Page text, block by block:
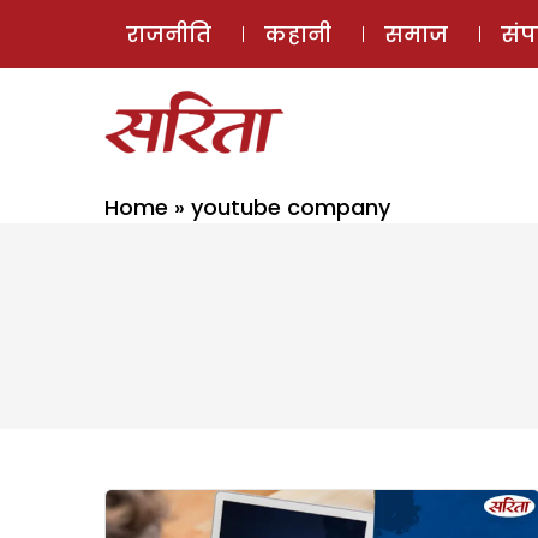
राजनीति कहानी समाज
Home » youtube company